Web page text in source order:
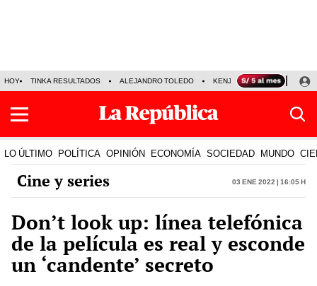
HOY TINKA RESULTADOS ALEJANDRO TOLEDO KENJI FUJIMORI
LO ÚLTIMO POLÍTICA OPINIÓN ECONOMÍA SOCIEDAD MUNDO
Cine y series 03 Ene 2022 | 16:05 h
Don’t look up: línea telefónica
de la película es real y esconde
un ‘candente’ secreto